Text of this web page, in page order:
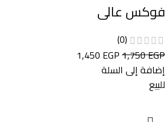
فوكس عالى
(0)
1,750EGP
1,450 EGP
إضافة إلى السلة
للبيع